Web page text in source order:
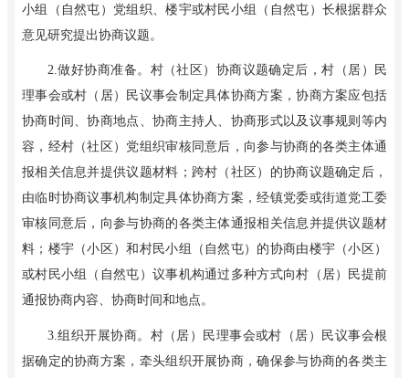
小组（自然屯）党组织、楼宇或村民小组（自然屯）长根据群众
意见研究提出协商议题。
2.做好协商准备。村（社区）协商议题确定后，村（居）民
理事会或村（居）民议事会制定具体协商方案，协商方案应包括
协商时间、协商地点、协商主持人、协商形式以及议事规则等内
容，经村（社区）党组织审核同意后，向参与协商的各类主体通
报相关信息并提供议题材料；跨村（社区）的协商议题确定后，
由临时协商议事机构制定具体协商方案，经镇党委或街道党工委
审核同意后，向参与协商的各类主体通报相关信息并提供议题材
料；楼宇（小区）和村民小组（自然屯）的协商由楼宇（小区）
或村民小组（自然屯）议事机构通过多种方式向村（居）民提前
通报协商内容、协商时间和地点。
3 组织开展协商。村（居）民理事会或村（居）民议事会根
据确定的协商方案，牵头组织开展协商，确保参与协商的各类主